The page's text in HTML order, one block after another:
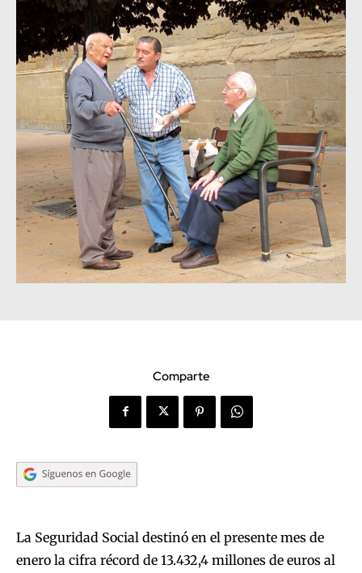
Comparte
La Seguridad Social destinó en el presente mes de
enero la cifra récord de 13.432,4 millones de euros al